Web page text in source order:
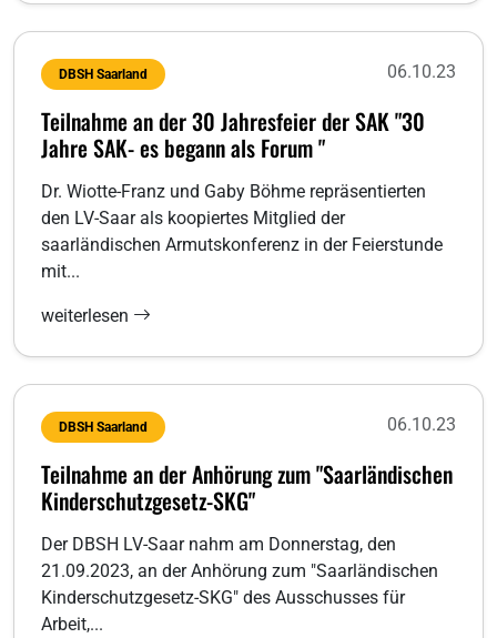
DBSH Saarland 06.10.23
Teilnahme an der 30 Jahresfeier der SAK "30
Jahre SAK- es begann als Forum "
Dr. Wiotte-Franz und Gaby Böhme repräsentierten
den LV-Saar als koopiertes Mitglied der
saarländischen Armutskonferenz in der Feierstunde
mit...
weiterlesen
DBSH Saarland 06.10.23
Teilnahme an der Anhörung zum "Saarländischen
Kinderschutzgesetz-SKG"
Der DBSH LV-Saar nahm am Donnerstag, den
21.09.2023, an der Anhörung zum "Saarländischen
Kinderschutzgesetz-SKG" des Ausschusses für
Arbeit,...